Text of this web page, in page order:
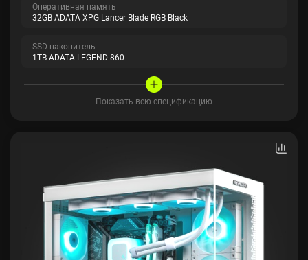
Оперативная память
32GB ADATA XPG Lancer Blade RGB Black
SSD накопитель
1TB ADATA LEGEND 860
Показать всю спецификацию